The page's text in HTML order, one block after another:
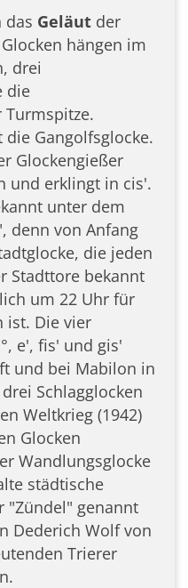
das Geläut der
hängen im
drei
die
Gangolfsglocke.
Glockengießer
und erklingt in cis'.
unter dem
denn von Anfang
die jeden
Stadttore bekannt
um 22 Uhr für
ist. Die vier
e', fis' und gis'
und bei Mabilon in
Schlagglocken
Weltkrieg (1942)
Glocken
Wandlungsglocke
städtische
"Zündel" genannt
Dederich Wolf von
Trierer